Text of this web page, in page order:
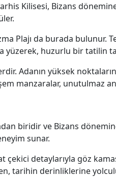
Kilisesi, Bizans
Plajı da burada
huzurlu bir tatilin
Adanın yüksek
manzaralar, unutulmaz
biridir ve Bizans
sunar.
detaylarıyla göz
tarihin derinliklerine